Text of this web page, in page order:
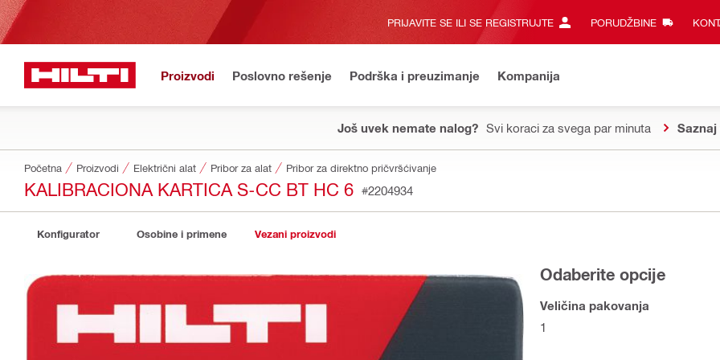
PRIJAVITE SE ILI SE REGISTRUJTE PORUDŽBINE
Proizvodi Poslovno rešenje Podrška i preuzimanje Kompanija
Još uvek nemate nalog? Svi koraci za svega par minuta Saznaj
Početna Proizvodi Električni alat Pribor za alat Pribor za direktno pričvršćivanje
KALIBRACIONA KARTICA S-CC BT HC 6 #2204934
Konfigurator Osobine i primene Vezani proizvodi
Odaberite opcije
Veličina pakovanja
1